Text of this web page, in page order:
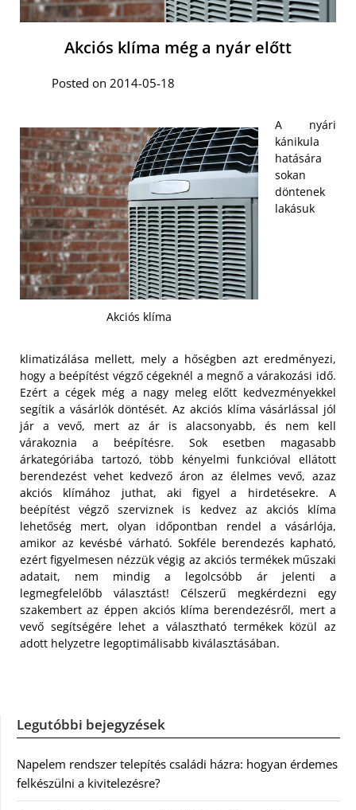
Akciós klíma még a nyár előtt
Posted on 2014-05-18
Akciós klíma
A nyári
kánikula
hatására
sokan
döntenek
lakásuk
klimatizálása mellett, mely a hőségben azt eredményezi,
hogy a beépítést végző cégeknél a megnő a várakozási idő.
Ezért a cégek még a nagy meleg előtt kedvezményekkel
segítik a vásárlók döntését. Az akciós klíma vásárlással jól
jár a vevő, mert az ár is alacsonyabb, és nem kell
várakoznia a beépítésre. Sok esetben magasabb
árkategóriába tartozó, több kényelmi funkcióval ellátott
berendezést vehet kedvező áron az élelmes vevő, azaz
akciós klímához juthat, aki figyel a hirdetésekre. A
beépítést végző szerviznek is kedvez az akciós klíma
lehetőség mert, olyan időpontban rendel a vásárlója,
amikor az kevésbé várható. Sokféle berendezés kapható,
ezért figyelmesen nézzük végig az akciós termékek műszaki
adatait, nem mindig a legolcsóbb ár jelenti a
legmegfelelőbb választást! Célszerű megkérdezni egy
szakembert az éppen akciós klíma berendezésről, mert a
vevő segítségére lehet a választható termékek közül az
adott helyzetre legoptimálisabb kiválasztásában.
Legutóbbi bejegyzések
Napelem rendszer telepítés családi házra: hogyan érdemes
felkészülni a kivitelezésre?